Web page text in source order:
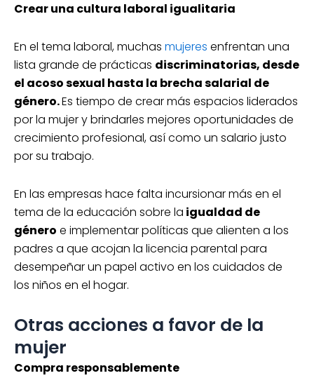
Crear una cultura laboral igualitaria
En el tema laboral, muchas mujeres enfrentan una
lista grande de prácticas discriminatorias, desde
el acoso sexual hasta la brecha salarial de
género.Es tiempo de crear más espacios liderados
por la mujer y brindarles mejores oportunidades de
crecimiento profesional, así como un salario justo
por su trabajo.
En las empresas hace falta incursionar más en el
tema de la educación sobre la igualdad de
género e implementar políticas que alienten a los
padres a que acojan la licencia parental para
desempeñar un papel activo en los cuidados de
los niños en el hogar.
Otras acciones a favor de la
mujer
Compra responsablemente